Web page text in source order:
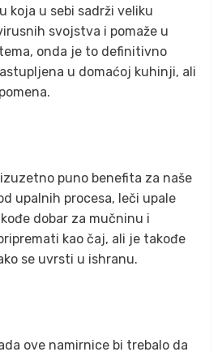
koja u sebi sadrži veliku
svojstva i pomaže u
onda je to definitivno
u domaćoj kuhinji, ali
puno benefita za naše
upalnih procesa, leči upale
dobar za mučninu i
kao čaj, ali je takođe
se uvrsti u ishranu.
ove namirnice bi trebalo da